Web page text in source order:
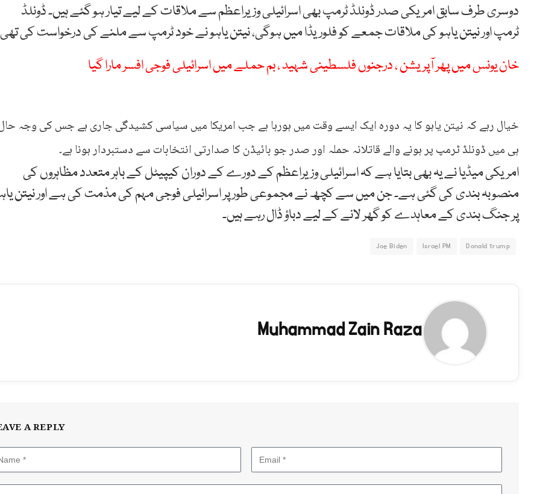
دوسری طرف سابق امریکی صدر ڈونلڈ ٹرمپ بھی اسرائیلی وزیراعظم سے ملاقات کے لیے تیار ہو گئے ہیں۔ ڈونلڈ
ٹرمپ اور نیتن یاہو کی ملاقات جمعے کو فلوریڈا میں ہوگی، نیتن یاہو نے خود ٹرمپ سے ملنے کی درخواست کی
خان یونس میں پھر آپریشن ، درجنوں فلسطینی شہید ، بم حملے میں اسرائیلی فوجی افسر مارا گیا
خیال رہے کہ نیتن یاہو کا یہ دورہ ایک ایسے وقت میں ہورہا ہے جب امریکا میں سیاسی کشیدگی جاری ہے جس کی وجہ
ہی میں ڈونلڈ ٹرمپ پر ہونے والے قاتلانہ حملہ اور صدر جو بائیڈن کا صدارتی انتخابات سے دستبردار ہونا ہے۔
امریکی میڈیا نے یہ بھی بتایا ہے کہ اسرائیلی وزیراعظم کے دورے کے دوران کیپیٹل کے باہر متعدد مظاہروں کی
منصوبہ بندی کی گئی ہے۔ جن میں سے کچھ نے مجموعی طور پر اسرائیلی فوجی مہم کی مذمت کی ہے اور نیتن
پر جنگ بندی کے معاہدے کو گھر لانے کے لیے دباؤ ڈال رہے ہیں۔
Donald trump
Israel PM
Joe Biden
Muhammad Zain Raza
A REPLY